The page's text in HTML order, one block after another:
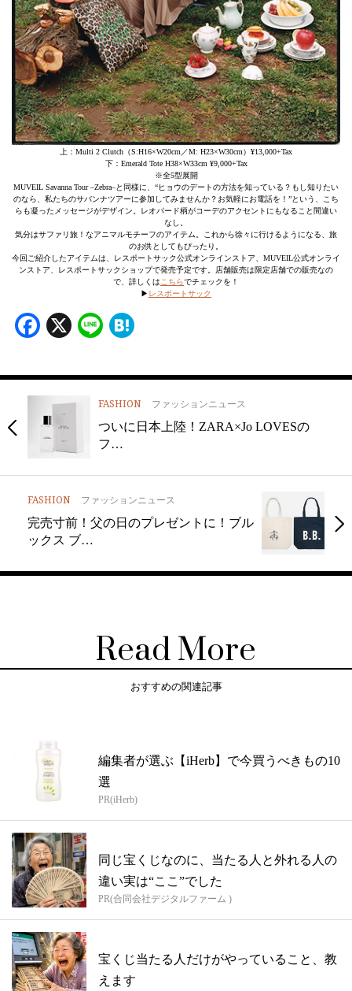
上：Multi 2 Clutch（S:H16×W20cm／M: H23×W30cm）¥13,000+Tax
下：Emerald Tote H38×W33cm ¥9,000+Tax
※全5型展開
MUVEIL Savanna Tour –Zebra–と同様に、“ヒョウのデートの方法を知っている？もし知りたい
のなら、私たちのサバンナツアーに参加してみませんか？お気軽にお電話を！”という、こち
らも凝ったメッセージがデザイン。レオパード柄がコーデのアクセントにもなること間違い
なし。
気分はサファリ旅！なアニマルモチーフのアイテム。これから徐々に行けるようになる、旅
のお供としてもぴったり。
今回ご紹介したアイテムは、レスポートサック公式オンラインストア、MUVEIL公式オンライ
ンストア、レスポートサックショップで発売予定です。店舗販売は限定店舗での販売なの
で、詳しくは こちらでチェックを！
▶︎ レスポートサック
Facebook
X Line
FASHION ファッションニュース
ついに日本上陸！ZARA×Jo LOVESの
フ…
FASHION ファッションニュース
完売寸前！父の日のプレゼントに！ブル
ックス ブ…
Read More
おすすめの関連記事
編集者が選ぶ【iHerb】で今買うべきもの10
選
PR(iHerb)
同じ宝くじなのに、当たる人と外れる人の
違い実は“ここ”でした
PR(合同会社デジタルファーム )
宝くじ当たる人だけがやっていること、教
えます